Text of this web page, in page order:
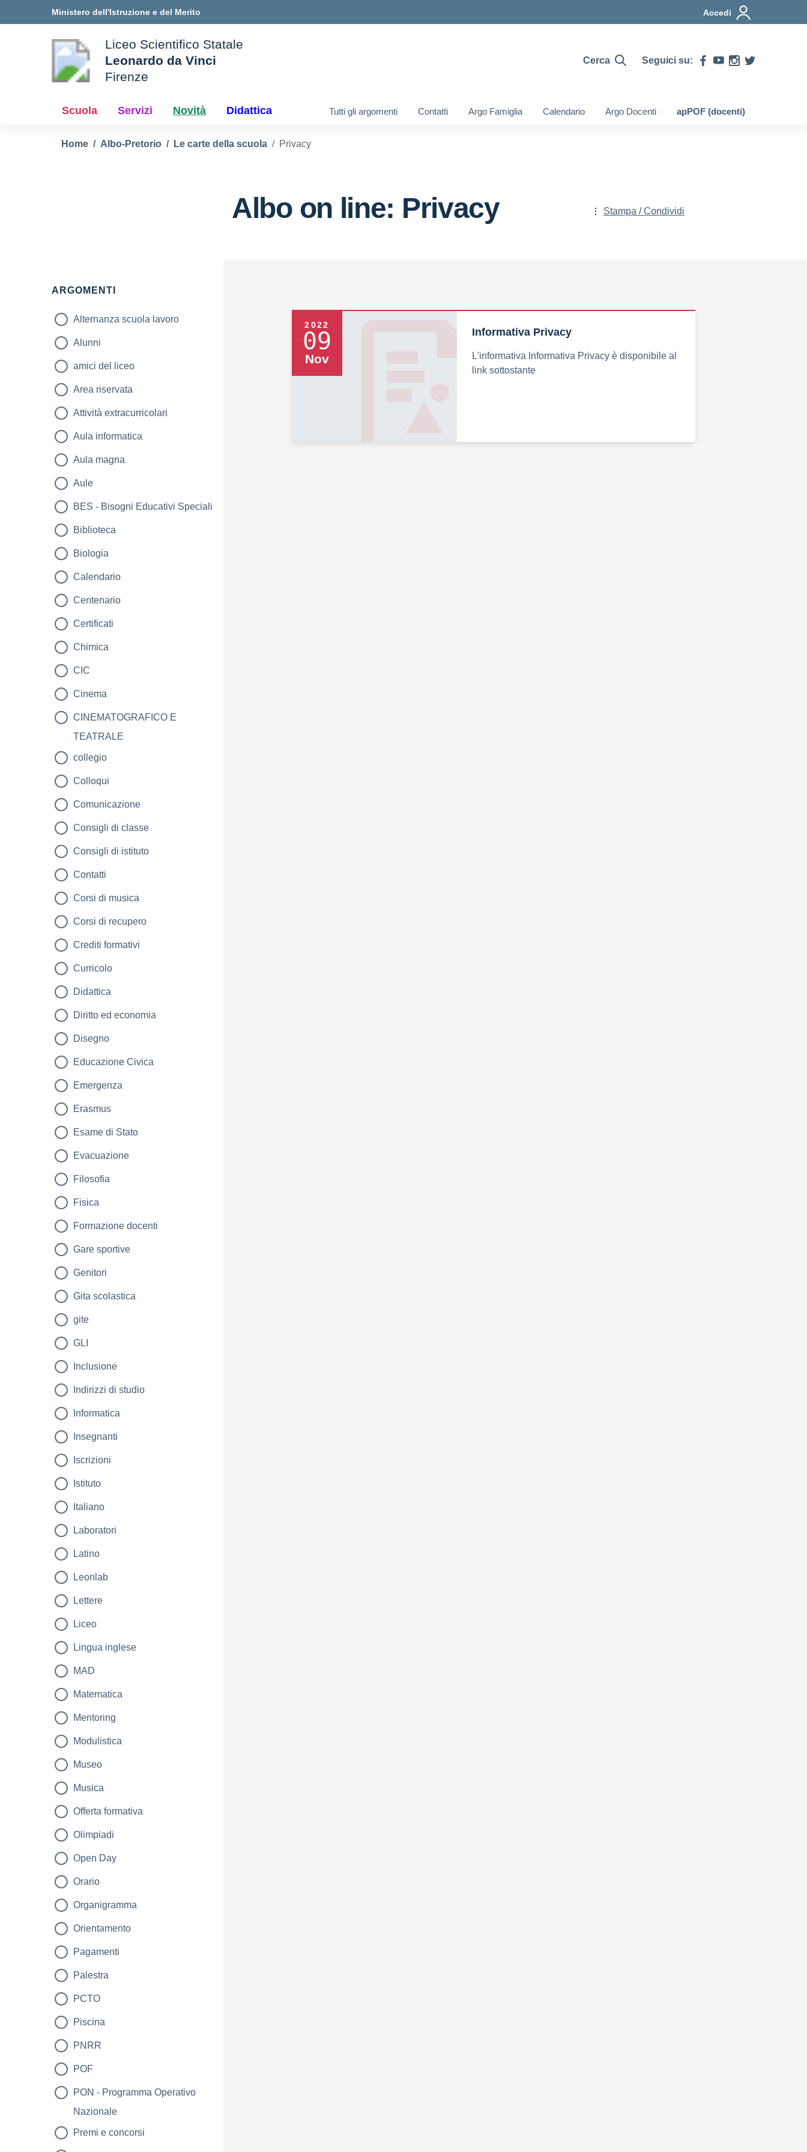
Ministero dell'Istruzione e del Merito Accedi
della scuola
Liceo Scientifico Statale
Leonardo da Vinci
Firenze
Cerca Seguici su:
Scuola Servizi Novità Didattica Tutti gli argomenti Contatti Argo Famiglia Calendario Argo Docenti apPOF (docenti)
Home Albo-Pretorio Le carte della scuola Privacy
Albo on line: Privacy Stampa / Condividi
Filtri
ARGOMENTI
Alternanza scuola lavoro
Alunni
amici del liceo
Area riservata
Attività extracurricolari
Aula informatica
Aula magna
Aule
BES - Bisogni Educativi Speciali
Biblioteca
Biologia
Calendario
Centenario
Certificati
Chimica
CIC
Cinema
CINEMATOGRAFICO E
TEATRALE
collegio
Colloqui
Comunicazione
Consigli di classe
Consigli di istituto
Contatti
Corsi di musica
Corsi di recupero
Crediti formativi
Curricolo
Didattica
Diritto ed economia
Disegno
Educazione Civica
Emergenza
Erasmus
Esame di Stato
Evacuazione
Filosofia
Fisica
Formazione docenti
Gare sportive
Genitori
Gita scolastica
gite
GLI
Inclusione
Indirizzi di studio
Informatica
Insegnanti
Iscrizioni
Istituto
Italiano
Laboratori
Latino
Leonlab
Lettere
Liceo
Lingua inglese
MAD
Matematica
Mentoring
Modulistica
Museo
Musica
Offerta formativa
Olimpiadi
Open Day
Orario
Organigramma
Orientamento
Pagamenti
Palestra
PCTO
Piscina
PNRR
POF
PON - Programma Operativo
Nazionale
Premi e concorsi
2022
09
Nov
Informativa Privacy
L'informativa Informativa Privacy è disponibile al
link sottostante